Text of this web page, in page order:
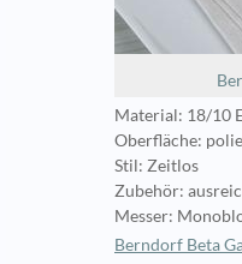
Material: 18/10
Oberfläche:
Stil: Zeitlos
Zubehör:
Messer:
Berndorf Beta